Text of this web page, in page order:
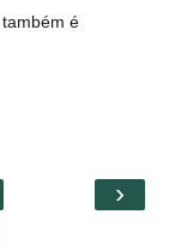
também é
›